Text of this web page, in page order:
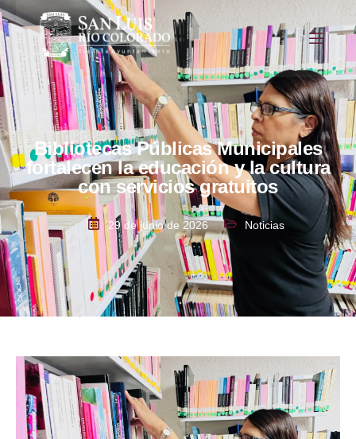
Bibliotecas Públicas Municipales
fortalecen la educación y la cultura
con servicios gratuitos
29 de junio de 2026 Noticias